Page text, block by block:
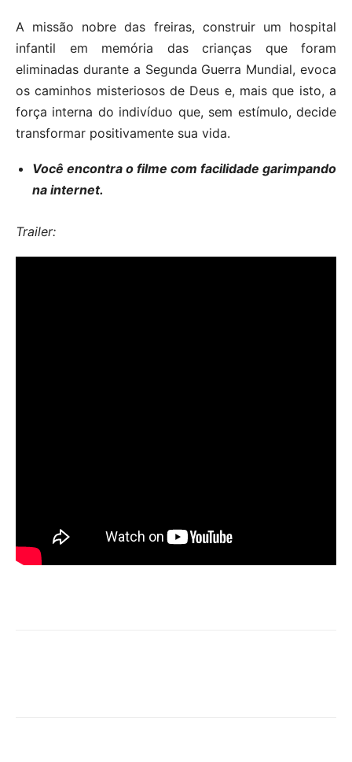
A missão nobre das freiras, construir um hospital
infantil em memória das crianças que foram
eliminadas durante a Segunda Guerra Mundial, evoca
os caminhos misteriosos de Deus e, mais que isto, a
força interna do indivíduo que, sem estímulo, decide
transformar positivamente sua vida.
Você encontra o filme com facilidade garimpando
na internet.
Trailer: